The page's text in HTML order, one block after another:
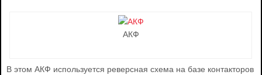
АКФ
В этом АКФ используется реверсная схема на базе контакторов